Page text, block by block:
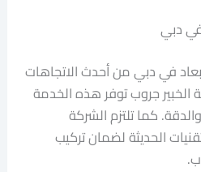
في دبي
في دبي من أحدث الاتجاهات
جروب توفر هذه الخدمة
كما تلتزم الشركة
الحديثة لضمان تركيب